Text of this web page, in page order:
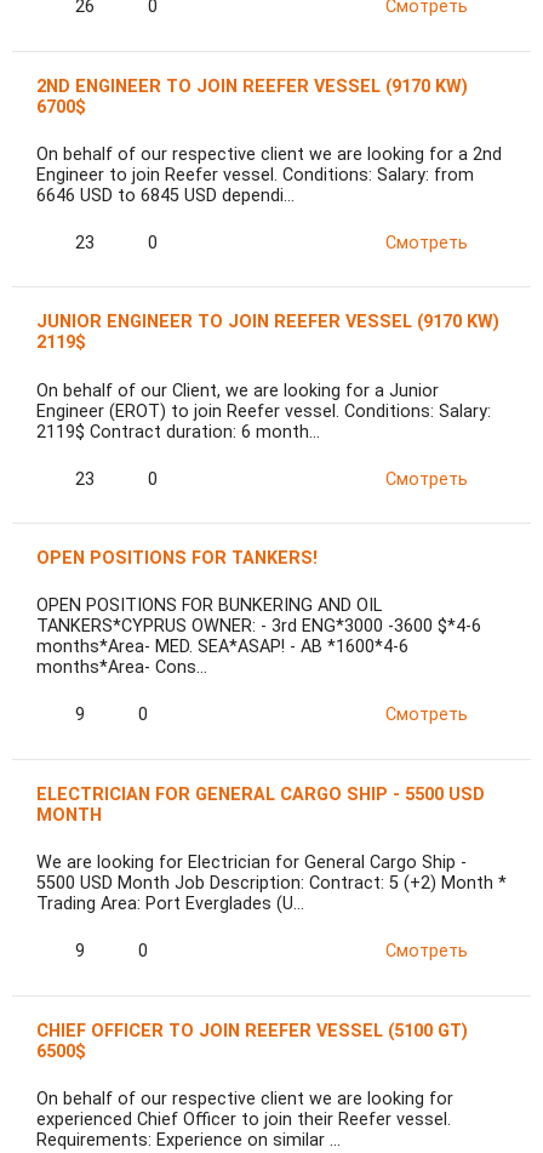
26 0 Смотреть
2ND ENGINEER TO JOIN REEFER VESSEL (9170 KW)
6700$
On behalf of our respective client we are looking for a 2nd
Engineer to join Reefer vessel. Conditions: Salary: from
6646 USD to 6845 USD dependi…
23 0 Смотреть
JUNIOR ENGINEER TO JOIN REEFER VESSEL (9170 KW)
2119$
On behalf of our Client, we are looking for a Junior
Engineer (EROT) to join Reefer vessel. Conditions: Salary:
2119$ Contract duration: 6 month…
23 0 Смотреть
OPEN POSITIONS FOR TANKERS!
OPEN POSITIONS FOR BUNKERING AND OIL
TANKERS*CYPRUS OWNER: - 3rd ENG*3000 -3600 $*4-6
months*Area- MED. SEA*ASAP! - AB *1600*4-6
months*Area- Cons…
9 0 Смотреть
ELECTRICIAN FOR GENERAL CARGO SHIP - 5500 USD
MONTH
We are looking for Electrician for General Cargo Ship -
5500 USD Month Job Description: Contract: 5 (+2) Month *
Trading Area: Port Everglades (U…
9 0 Смотреть
CHIEF OFFICER TO JOIN REEFER VESSEL (5100 GT)
6500$
On behalf of our respective client we are looking for
experienced Chief Officer to join their Reefer vessel.
Requirements: Experience on similar …